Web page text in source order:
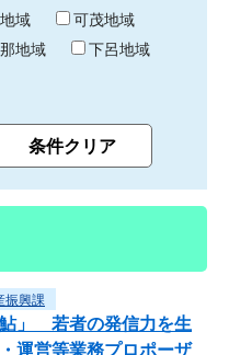
域
可茂地域
地域
下呂地域
振興課
」 若者の発信力を生
運営等業務プロポーザ